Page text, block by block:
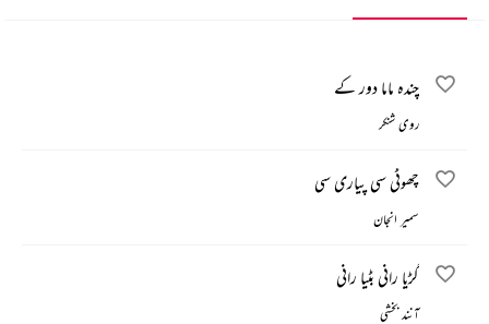
چندہ ماما دور کے
روی شنکر
چھوٹی سی پیاری سی
سمیر انجان
گڑیا رانی بٹیا رانی
آنند بخشی